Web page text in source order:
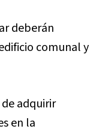
deberán
comunal y
adquirir
en la